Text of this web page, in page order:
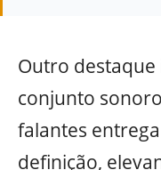
Outro
conjunto
falantes
definição,